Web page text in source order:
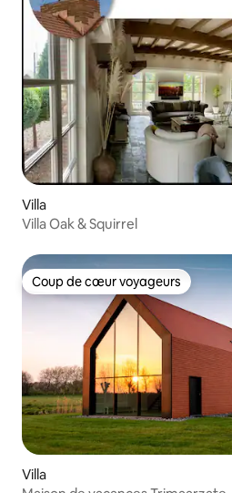
Villa
Villa Oak & Squirrel
Coup de cœur voyageurs
Coup de cœur voyageurs
Villa